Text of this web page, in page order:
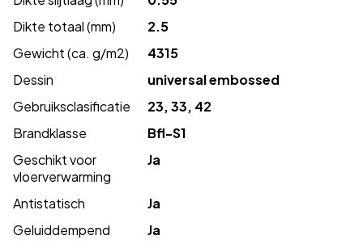
Dikte totaal (mm)
2.5
Gewicht (ca. g/m2)
4315
Dessin
universal embossed
Gebruiksclasificatie
23, 33, 42
Brandklasse
Bfl-S1
Geschikt voor
vloerverwarming
Ja
Antistatisch
Ja
Geluiddempend
Ja